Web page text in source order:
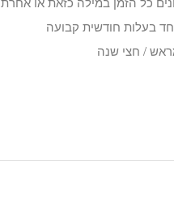
בעלות חודשית קבועה
/ חצי שנה